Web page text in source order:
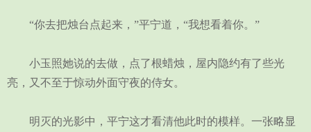
“你去把烛台点起来，”平宁道，“我想看着你。”
小玉照她说的去做，点了根蜡烛，屋内隐约有了些光
亮，又不至于惊动外面守夜的侍女。
明灭的光影中，平宁这才看清他此时的模样。一张略显